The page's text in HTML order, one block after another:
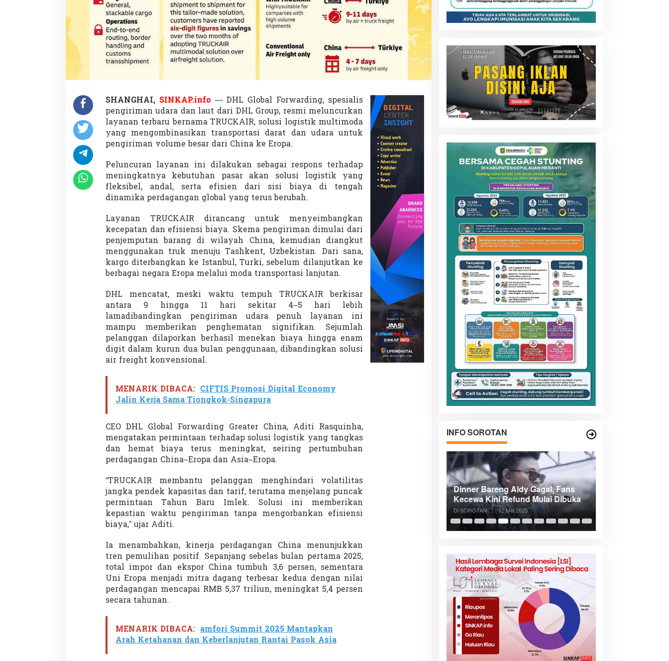
e
t
d
a
n
e
a
t
H
b
u
g
k
C
n
a
–
E
r
o
SHANGHAI, SINKAP.info — DHL Global Forwarding, spesialis
pengiriman udara dan laut dari DHL Group, resmi meluncurkan
layanan terbaru bernama TRUCKAIR, solusi logistik multimoda
yang mengombinasikan transportasi darat dan udara untuk
pengiriman volume besar dari China ke Eropa.
Peluncuran layanan ini dilakukan sebagai respons terhadap
meningkatnya kebutuhan pasar akan solusi logistik yang
fleksibel, andal, serta efisien dari sisi biaya di tengah
dinamika perdagangan global yang terus berubah.
Layanan TRUCKAIR dirancang untuk menyeimbangkan
kecepatan dan efisiensi biaya. Skema pengiriman dimulai dari
penjemputan barang di wilayah China, kemudian diangkut
menggunakan truk menuju Tashkent, Uzbekistan. Dari sana,
kargo diterbangkan ke Istanbul, Turki, sebelum dilanjutkan ke
berbagai negara Eropa melalui moda transportasi lanjutan.
DHL mencatat, meski waktu tempuh TRUCKAIR berkisar
antara 9 hingga 11 hari sekitar 4–5 hari lebih
lamadibandingkan pengiriman udara penuh layanan ini
mampu memberikan penghematan signifikan. Sejumlah
pelanggan dilaporkan berhasil menekan biaya hingga enam
digit dalam kurun dua bulan penggunaan, dibandingkan solusi
air freight konvensional.
MENARIK DIBACA: CIFTIS Promosi Digital Economy
Jalin Kerja Sama Tiongkok-Singapura
CEO DHL Global Forwarding Greater China, Aditi Rasquinha,
mengatakan permintaan terhadap solusi logistik yang tangkas
dan hemat biaya terus meningkat, seiring pertumbuhan
perdagangan China–Eropa dan Asia–Eropa.
“TRUCKAIR membantu pelanggan menghindari volatilitas
jangka pendek kapasitas dan tarif, terutama menjelang puncak
permintaan Tahun Baru Imlek. Solusi ini memberikan
kepastian waktu pengiriman tanpa mengorbankan efisiensi
biaya,” ujar Aditi.
Ia menambahkan, kinerja perdagangan China menunjukkan
tren pemulihan positif. Sepanjang sebelas bulan pertama 2025,
total impor dan ekspor China tumbuh 3,6 persen, sementara
Uni Eropa menjadi mitra dagang terbesar kedua dengan nilai
perdagangan mencapai RMB 5,37 triliun, meningkat 5,4 persen
secara tahunan.
MENARIK DIBACA: amfori Summit 2025 Mantapkan
Arah Ketahanan dan Keberlanjutan Rantai Pasok Asia
INFO SOROTAN
Demonstrasi Gen-Z Guncang
Nepal, PM Mundur Mendadak
Setelah Gedung Parlemen Dibakar
12 September 2025
Menteri Nusron: Patok Batas Tanah
Cegah Konflik dan Dukung
Penataan Ruang
Di NASIONAL, SOROTAN | 8 Agustus 2025
Rekognisi Sejarah Kerajaan Siak
dan Harapan Daerah Istimewa Riau
Di KOLOM, Opini, SOROTAN
Dinner Bareng Aldy Gagal, Fans
Kecewa Kini Refund Mulai Dibuka
Di SOROTAN | 12 Mei 2025